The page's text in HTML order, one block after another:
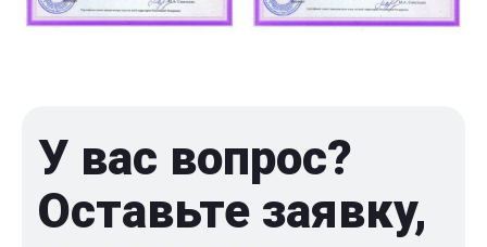
У вас вопрос?
Оставьте заявку,